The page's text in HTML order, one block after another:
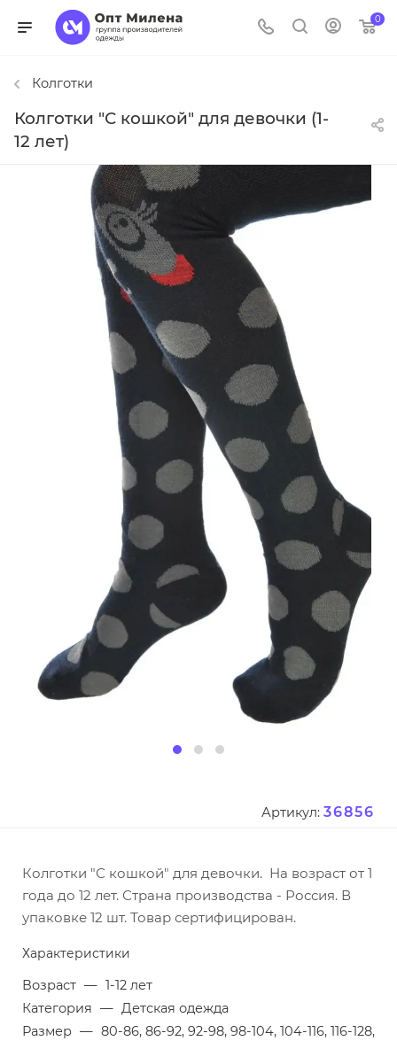
0
Колготки
Колготки "С кошкой" для девочки (1-
12 лет)
Артикул: 36856
Колготки "С кошкой" для девочки. На возраст от 1
года до 12 лет. Страна производства - Россия. В
упаковке 12 шт. Товар сертифицирован.
Характеристики
Возраст — 1-12 лет
Категория — Детская одежда
Размер — 80-86, 86-92, 92-98, 98-104, 104-116, 116-128,